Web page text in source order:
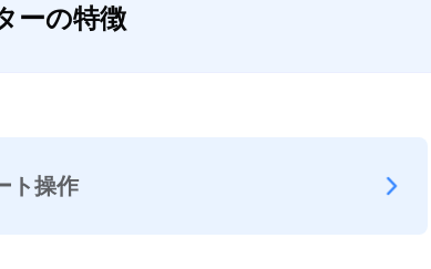
ーの特徴
ト操作